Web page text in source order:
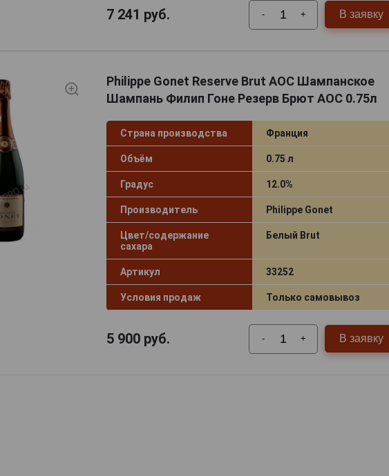
7 241 руб. - + В заявку
Philippe Gonet Reserve Brut AOC Шампанское
Шампань Филип Гоне Резерв Брют АОС 0.75л
Страна производства Франция
Объём 0.75 л
Градус 12.0%
Производитель Philippe Gonet
Цвет/содержание
сахара
Белый Brut
Артикул 33252
Условия продаж Только самовывоз
5 900руб. - + В заявку